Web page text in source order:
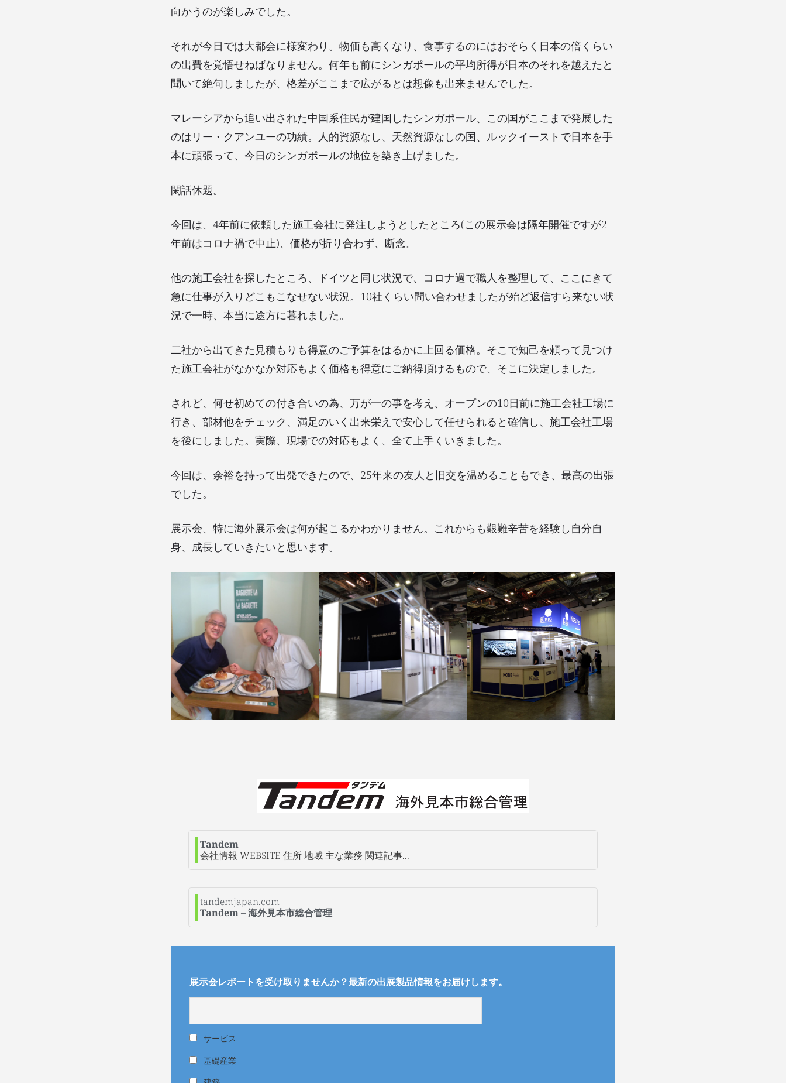
向かうのが楽しみでした。
それが今日では大都会に様変わり。物価も高くなり、食事するのにはおそらく日本の倍くらい
の出費を覚悟せねばなりません。何年も前にシンガポールの平均所得が日本のそれを越えたと
聞いて絶句しましたが、格差がここまで広がるとは想像も出来ませんでした。
マレーシアから追い出された中国系住民が建国したシンガポール、この国がここまで発展した
のはリー・クアンユーの功績。人的資源なし、天然資源なしの国、ルックイーストで日本を手
本に頑張って、今日のシンガポールの地位を築き上げました。
閑話休題。
今回は、4年前に依頼した施工会社に発注しようとしたところ(この展示会は隔年開催ですが2
年前はコロナ禍で中止)、価格が折り合わず、断念。
他の施工会社を探したところ、ドイツと同じ状況で、コロナ過で職人を整理して、ここにきて
急に仕事が入りどこもこなせない状況。10社くらい問い合わせましたが殆ど返信すら来ない状
況で一時、本当に途方に暮れました。
二社から出てきた見積もりも得意のご予算をはるかに上回る価格。そこで知己を頼って見つけ
た施工会社がなかなか対応もよく価格も得意にご納得頂けるもので、そこに決定しました。
されど、何せ初めての付き合いの為、万が一の事を考え、オープンの10日前に施工会社工場に
行き、部材他をチェック、満足のいく出来栄えで安心して任せられると確信し、施工会社工場
を後にしました。実際、現場での対応もよく、全て上手くいきました。
今回は、余裕を持って出発できたので、25年来の友人と旧交を温めることもでき、最高の出張
でした。
展示会、特に海外展示会は何が起こるかわかりません。これからも艱難辛苦を経験し自分自
身、成長していきたいと思います。
Tandem
会社情報 WEBSITE 住所 地域 主な業務 関連記事...
tandemjapan.com
Tandem – 海外見本市総合管理
展示会レポートを受け取りませんか？最新の出展製品情報をお届けします。
サービス
基礎産業